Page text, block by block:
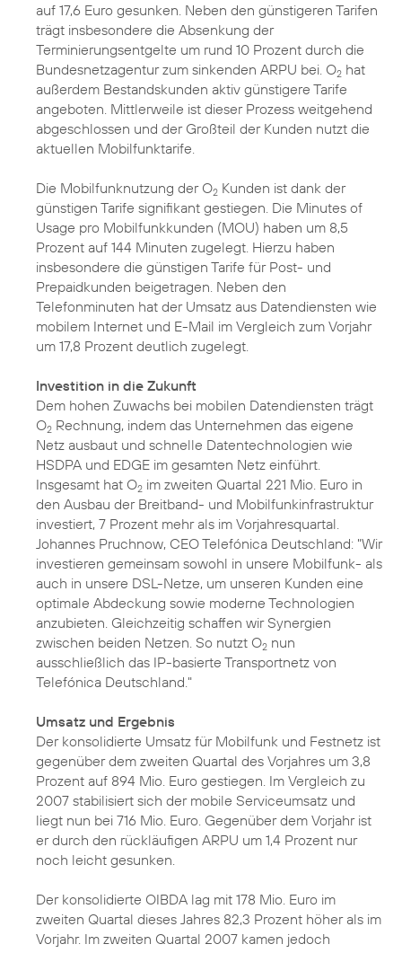
auf 17,6 Euro gesunken. Neben den günstigeren Tarifen
trägt insbesondere die Absenkung der
Terminierungsentgelte um rund 10 Prozent durch die
Bundesnetzagentur zum sinkenden ARPU bei. O2 hat
außerdem Bestandskunden aktiv günstigere Tarife
angeboten. Mittlerweile ist dieser Prozess weitgehend
abgeschlossen und der Großteil der Kunden nutzt die
aktuellen Mobilfunktarife.
Die Mobilfunknutzung der O2 Kunden ist dank der
günstigen Tarife signifikant gestiegen. Die Minutes of
Usage pro Mobilfunkkunden (MOU) haben um 8,5
Prozent auf 144 Minuten zugelegt. Hierzu haben
insbesondere die günstigen Tarife für Post- und
Prepaidkunden beigetragen. Neben den
Telefonminuten hat der Umsatz aus Datendiensten wie
mobilem Internet und E-Mail im Vergleich zum Vorjahr
um 17,8 Prozent deutlich zugelegt.
Investition in die Zukunft
Dem hohen Zuwachs bei mobilen Datendiensten trägt
O2 Rechnung, indem das Unternehmen das eigene
Netz ausbaut und schnelle Datentechnologien wie
HSDPA und EDGE im gesamten Netz einführt.
Insgesamt hat O2 im zweiten Quartal 221 Mio. Euro in
den Ausbau der Breitband- und Mobilfunkinfrastruktur
investiert, 7 Prozent mehr als im Vorjahresquartal.
Johannes Pruchnow, CEO Telefónica Deutschland: "Wir
investieren gemeinsam sowohl in unsere Mobilfunk- als
auch in unsere DSL-Netze, um unseren Kunden eine
optimale Abdeckung sowie moderne Technologien
anzubieten. Gleichzeitig schaffen wir Synergien
zwischen beiden Netzen. So nutzt O2 nun
ausschließlich das IP-basierte Transportnetz von
Telefónica Deutschland."
Umsatz und Ergebnis
Der konsolidierte Umsatz für Mobilfunk und Festnetz ist
gegenüber dem zweiten Quartal des Vorjahres um 3,8
Prozent auf 894 Mio. Euro gestiegen. Im Vergleich zu
2007 stabilisiert sich der mobile Serviceumsatz und
liegt nun bei 716 Mio. Euro. Gegenüber dem Vorjahr ist
er durch den rückläufigen ARPU um 1,4 Prozent nur
noch leicht gesunken.
Der konsolidierte OIBDA lag mit 178 Mio. Euro im
zweiten Quartal dieses Jahres 82,3 Prozent höher als im
Vorjahr. Im zweiten Quartal 2007 kamen jedoch